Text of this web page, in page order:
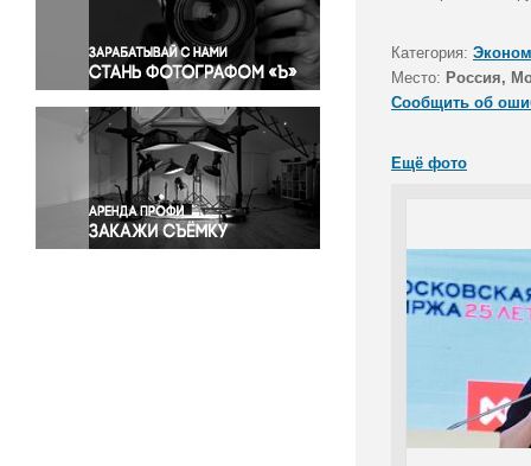
Правосудие
Происшествия и конфликты
Религия
Светская жизнь
Спорт
Экология
Экономика и бизнес
Категория:
Место: Россия,
Сообщить об
Ещё фото